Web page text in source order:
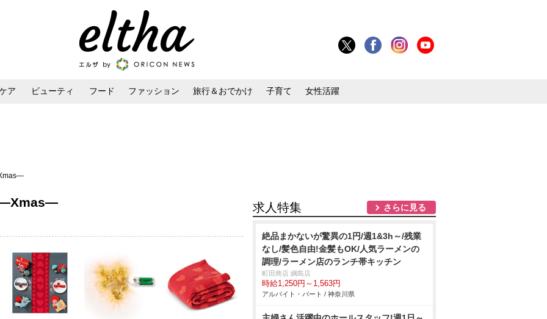
ア ビューティ フード ファッション 旅行＆おでかけ 子育て 女性活躍
―Xmas― 求人特集 さらに見る
絶品まかないが驚異の1円/週1&3h～/残業
なし/髪色自由!金髪もOK/人気ラーメンの
調理/ラーメン店のランチ帯キッチン
町田商店 綱島店
時給1,250円～1,563円
アルバイト・パート / 神奈川県